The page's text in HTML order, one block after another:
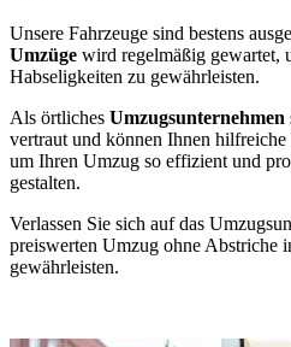
Unsere Fahrzeuge sind bestens
Umzüge wird regelmäßig gewartet,
Habseligkeiten zu gewährleisten.
Als örtliches Umzugsunternehmen
vertraut und können Ihnen hilfreiche
um Ihren Umzug so effizient und
gestalten.
Verlassen Sie sich auf das
preiswerten Umzug ohne Abstriche
gewährleisten.